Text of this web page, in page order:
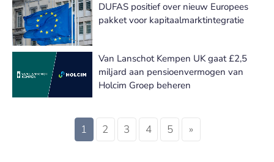
DUFAS positief over nieuw Europees
pakket voor kapitaalmarktintegratie
Van Lanschot Kempen UK gaat £2,5
miljard aan pensioenvermogen van
Holcim Groep beheren
1 2 3 4 5 »